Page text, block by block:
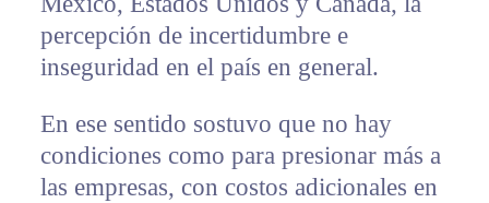
percepción de incertidumbre e
inseguridad en el país en general.
En ese sentido sostuvo que no hay
condiciones como para presionar más a
las empresas, con costos adicionales en